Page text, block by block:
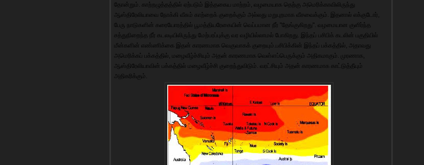
தோன்றும். காற்றழுத்தத்தில் ஏற்படும் இத்தகைய மாற்றம், வழமையாக தெற்கு அமெரிக்காவிலிருந்து
ஆஸ்திரேலியாவை நோக்கி வீசும் காற்றைக் குறைக்கும் அல்லது மறுபுறமாக வீசவைக்கும். இதனால் எக்குடோர்,
பேரு நாடுகளின் கரையோரத்தில் பூமத்தியரேகையின் வெப்பமான நீர் "தேங்குகிறது". வழமையான குளிர்ந்த
சத்துநிறைந்த நீர் கடலடியிலிருந்து மேற்பரப்புக்கு வர வழியில்லாமல் போகிறது. இந்தப் பசிபிக் கடலின் பகுதியில்
மீன்களின் எண்ணிக்கை இதன் காரணமாக வெகுவாகக் குறையும்.பசிபிக்கின் இந்தப் பக்கத்தில், அதாவது
அமெரிக்கப் பக்கத்தில், மழைவீழ்ச்சியும் அதன் காரணமாக வெள்ளப்பெருக்கும் அதிகமாகும். முரணாக,
ஆஸ்திரேலியாவின் பக்கத்தில் மழைவீழ்ச்சி குறைந்துவிடும். வரட்சியும் அதன் காரணமாக காட்டுத்தீயும்
அதிகரிக்கும்.